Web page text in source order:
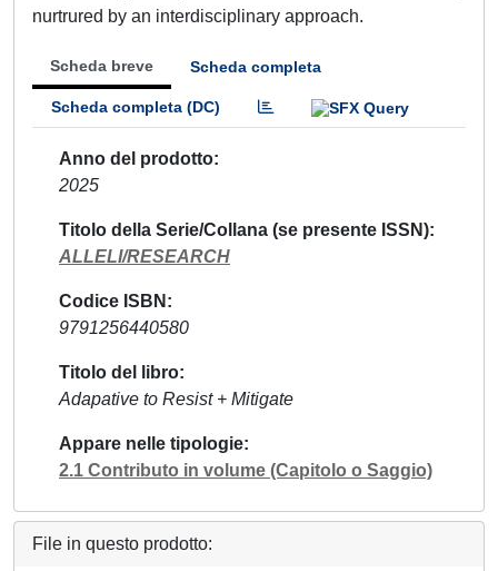
nurtrured by an interdisciplinary approach.
Scheda breve Scheda completa
Scheda completa (DC)
Anno del prodotto
2025
Titolo della Serie/Collana (se presente ISSN)
ALLELI/RESEARCH
Codice ISBN
9791256440580
Titolo del libro
Adapative to Resist + Mitigate
Appare nelle tipologie
2.1 Contributo in volume (Capitolo o Saggio)
File in questo prodotto: